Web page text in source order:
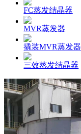
FC蒸发结晶器
MVR蒸发器
撬装MVR蒸发器
三效蒸发结晶器